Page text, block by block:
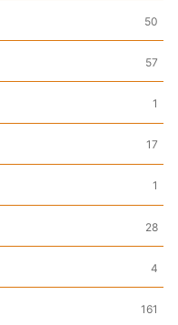
50
57
1
17
1
28
4
161